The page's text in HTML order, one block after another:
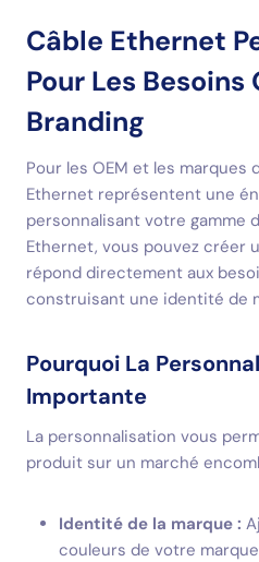
Câble Ethernet
Pour Les Besoins
Branding
Pour les OEM et les
Ethernet représentent une
personnalisant votre gamme
Ethernet, vous pouvez créer
répond directement aux
construisant une identité de
Pourquoi La
Importante
La personnalisation vous
produit sur un marché
Identité de la marque :
couleurs de votre